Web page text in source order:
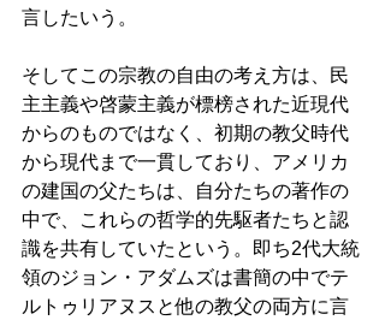
言したいう。
そしてこの宗教の自由の考え方は、民
主主義や啓蒙主義が標榜された近現代
からのものではなく、初期の教父時代
から現代まで一貫しており、アメリカ
の建国の父たちは、自分たちの著作の
中で、これらの哲学的先駆者たちと認
識を共有していたという。即ち2代大統
領のジョン・アダムズは書簡の中でテ
ルトゥリアヌスと他の教父の両方に言